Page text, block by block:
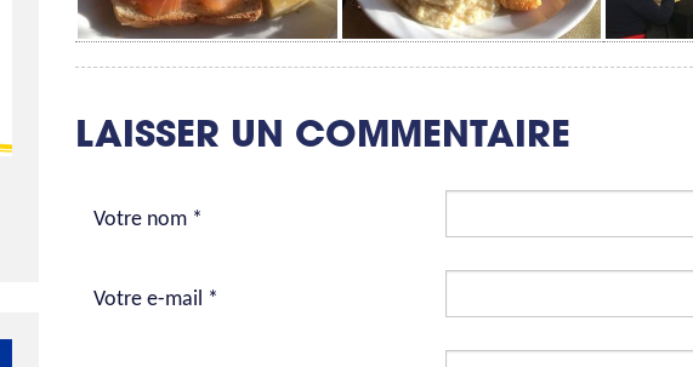
LAISSER UN COMMENTAIRE
Votre nom *
Votre e-mail *